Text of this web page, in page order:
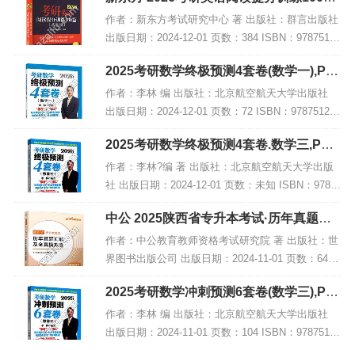
(基础版),PDF下载
作者：新东方考试研究中心 著 出版社：群言出版社
出版日期：2024-12-01 页数：384 ISBN：97875193
08797 电子书大小：190MB [高清扫描版PDF格式]
内容简...
2025考研数学终极预测4套卷(数学一),PD
F电子书下载
作者：李林 编 出版社：北京航空航天大学出版社
出版日期：2024-12-01 页数：72 ISBN：978751244
1835 电子书大小：209MB [高清扫描版PDF格式] 内
容简介...
2025考研数学终极预测4套卷.数学三,PDF
电子书下载
作者：李林?编 著 出版社：北京航空航天大学出版
社 出版日期：2024-12-01 页数：未知 ISBN：9787
512441859 电子书大小：249MB [高清扫描版PDF
格式] 内容简...
中公 2025陕西省专升本考试·历年真题汇
编及全真模拟卷·高等数学,PDF下载
作者：中公教育教师资格考试研究院 著 出版社：世
界图书出版公司 出版日期：2024-11-01 页数：64 I
SBN：9787523216118 电子书大小：187MB [高清
扫描版PDF格式]...
2025考研数学冲刺预测6套卷(数学三),PD
F电子书下载
作者：李林 编 出版社：北京航空航天大学出版社
出版日期：2024-11-01 页数：104 ISBN：97875124